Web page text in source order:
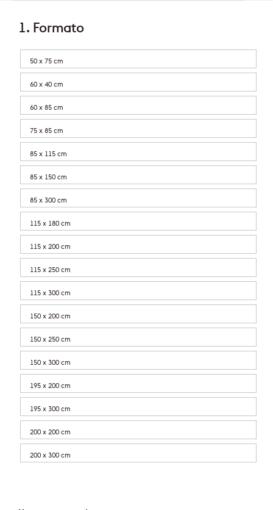
1. Formato
50 x 75 cm
60 x 40 cm
60 x 85 cm
75 x 85 cm
85 x 115 cm
85 x 150 cm
85 x 300 cm
115 x 180 cm
115 x 200 cm
115 x 250 cm
115 x 300 cm
150 x 200 cm
150 x 250 cm
150 x 300 cm
195 x 200 cm
195 x 300 cm
200 x 200 cm
200 x 300 cm